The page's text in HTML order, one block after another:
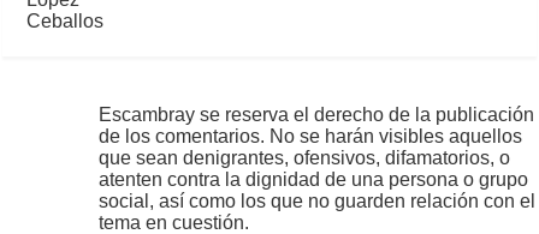
Escambray se reserva el derecho de la publicación
de los comentarios. No se harán visibles aquellos
que sean denigrantes, ofensivos, difamatorios, o
atenten contra la dignidad de una persona o grupo
social, así como los que no guarden relación con el
tema en cuestión.